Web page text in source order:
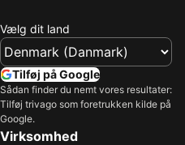
Hoteller – Clondalkin
Hoteller – Newbridge
Hoteller – Castletown
Hoteller – Bunclody
Hoteller – Balbriggan
Vælg dit land
Tilføj på Google
Sådan finder du nemt vores resultater:
Tilføj trivago som foretrukken kilde på
Google.
Virksomhed